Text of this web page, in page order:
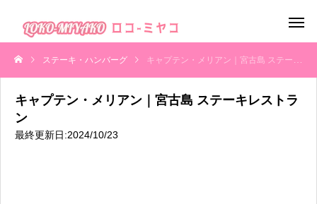
ステーキ・ハンバーグ キャプテン・メリアン｜宮古島 ステーキレストラン
キャプテン・メリアン｜宮古島 ステーキレストラ
ン
最終更新日:2024/10/23